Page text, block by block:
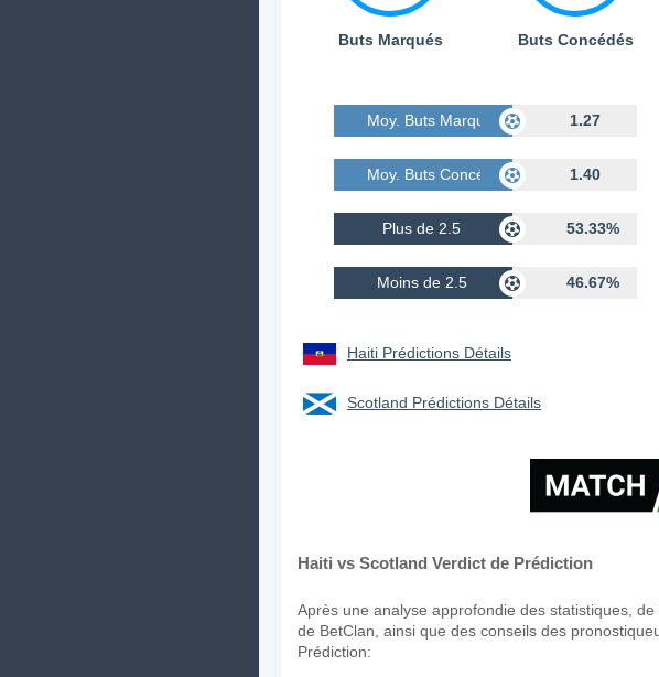
Buts Marqués Buts Concédés
Moy. Buts Marqués 1.27
Moy. Buts Concédés 1.40
Plus de 2.5 53.33%
Moins de 2.5 46.67%
Haiti Prédictions Détails
Scotland Prédictions Détails
Haiti vs Scotland Verdict de Prédiction
Après une analyse approfondie des statistiques,
de BetClan, ainsi que des conseils des
Prédiction: